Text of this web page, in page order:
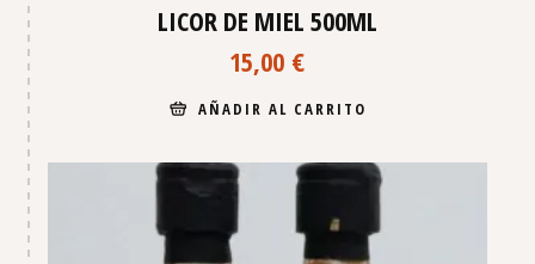
LICOR DE MIEL 500ML
15,00 €
AÑADIR AL CARRITO